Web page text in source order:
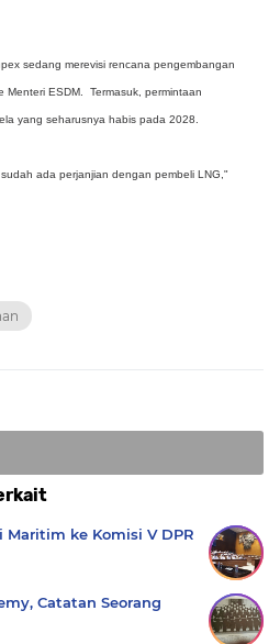
sedang merevisi rencana pengembangan
Menteri ESDM. Termasuk, permintaan
yang seharusnya habis pada 2028.
ada perjanjian dengan pembeli LNG,"
Maritim ke Komisi V DPR
Catatan Seorang